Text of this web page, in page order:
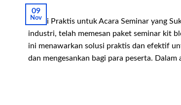
09
Nov
Solusi Praktis untuk Acara Seminar yang
industri, telah memesan paket seminar kit
ini menawarkan solusi praktis dan efektif
dan mengesankan bagi para peserta. Dalam